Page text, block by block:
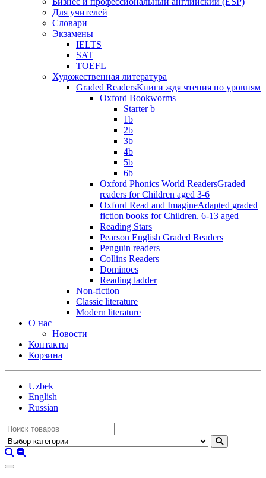
Для учителей
Словари
Экзамены
IELTS
SAT
TOEFL
Художественная литература
Graded ReadersКниги ждя чтения по уровням
Oxford Bookworms
Starter b
1b
2b
3b
4b
5b
6b
Oxford Phonics World ReadersGraded
readers for Children aged 3-6
Oxford Read and ImagineAdapted graded
fiction books for Children. 6-13 aged
Reading Stars
Pearson English Graded Readers
Penguin readers
Collins Readers
Dominoes
Reading ladder
Non-fiction
Classic literature
Modern literature
О нас
Новости
Контакты
Корзина
Uzbek
English
Russian